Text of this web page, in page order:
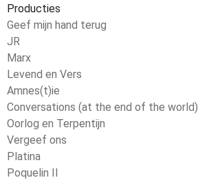
Producties
Geef mijn hand terug
JR
Marx
Levend en Vers
Amnes(t)ie
Conversations (at the end of the world)
Oorlog en Terpentijn
Vergeef ons
Platina
Poquelin II